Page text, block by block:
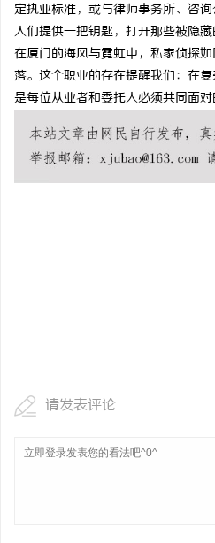
定执业标准，或与律师事务所、咨
人们提供一把钥匙，打开那些被隐藏
在厦门的海风与霓虹中，私家侦探
落。这个职业的存在提醒我们：在
是每位从业者和委托人必须共同面对
请发表评论